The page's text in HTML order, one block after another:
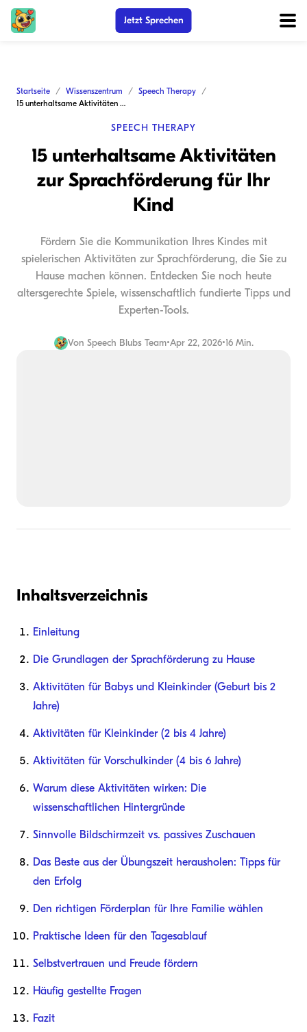
Jetzt Sprechen
Startseite Wissenszentrum
Speech Therapy
15 unterhaltsame Aktivitäten zur Sprachförderung für Ihr Kind
SPEECH THERAPY
15 unterhaltsame Aktivitäten
zur Sprachförderung für Ihr
Kind
Fördern Sie die Kommunikation Ihres Kindes mit
spielerischen Aktivitäten zur Sprachförderung, die Sie zu
Hause machen können. Entdecken Sie noch heute
altersgerechte Spiele, wissenschaftlich fundierte Tipps und
Experten-Tools.
Von Speech Blubs Team•Apr 22, 2026•16 Min.
Inhaltsverzeichnis
Einleitung
Die Grundlagen der Sprachförderung zu Hause
Aktivitäten für Babys und Kleinkinder (Geburt bis 2
Jahre)
Aktivitäten für Kleinkinder (2 bis 4 Jahre)
Aktivitäten für Vorschulkinder (4 bis 6 Jahre)
Warum diese Aktivitäten wirken: Die
wissenschaftlichen Hintergründe
Sinnvolle Bildschirmzeit vs. passives Zuschauen
Das Beste aus der Übungszeit herausholen: Tipps für
den Erfolg
Den richtigen Förderplan für Ihre Familie wählen
Praktische Ideen für den Tagesablauf
Selbstvertrauen und Freude fördern
Häufig gestellte Fragen
Fazit